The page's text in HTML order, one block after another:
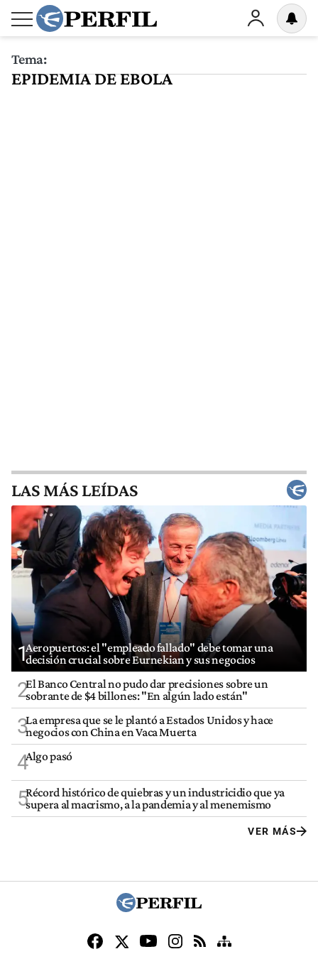
Tema:
EPIDEMIA DE EBOLA
LAS MÁS LEÍDAS
1Aeropuertos: el "empleado fallado" debe tomar una
decisión crucial sobre Eurnekian y sus negocios
2El Banco Central no pudo dar precisiones sobre un
sobrante de $4 billones: "En algún lado están"
3La empresa que se le plantó a Estados Unidos y hace
negocios con China en Vaca Muerta
4Algo pasó
5Récord histórico de quiebras y un industricidio que ya
supera al macrismo, a la pandemia y al menemismo
VER MÁS